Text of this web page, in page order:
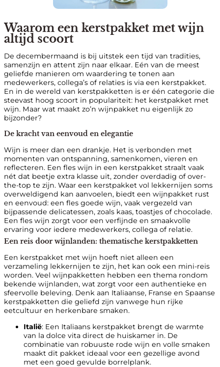
Waarom een kerstpakket met wijn
altijd scoort
De decembermaand is bij uitstek een tijd van tradities,
samenzijn en attent zijn naar elkaar. Eén van de meest
geliefde manieren om waardering te tonen aan
medewerkers, collega’s of relaties is via een kerstpakket.
En in de wereld van kerstpakketten is er één categorie die
steevast hoog scoort in populariteit: het kerstpakket met
wijn. Maar wat maakt zo’n wijnpakket nu eigenlijk zo
bijzonder?
De kracht van eenvoud en elegantie
Wijn is meer dan een drankje. Het is verbonden met
momenten van ontspanning, samenkomen, vieren en
reflecteren. Een fles wijn in een kerstpakket straalt vaak
nét dat beetje extra klasse uit, zonder overdadig of over-
the-top te zijn. Waar een kerstpakket vol lekkernijen soms
overweldigend kan aanvoelen, biedt een wijnpakket rust
en eenvoud: een fles goede wijn, vaak vergezeld van
bijpassende delicatessen, zoals kaas, toastjes of chocolade.
Een fles wijn zorgt voor een verfijnde en smaakvolle
ervaring voor iedere medewerkers, collega of relatie.
Een reis door wijnlanden: thematische kerstpakketten
Een kerstpakket met wijn hoeft niet alleen een
verzameling lekkernijen te zijn, het kan ook een mini-reis
worden. Veel wijnpakketten hebben een thema rondom
bekende wijnlanden, wat zorgt voor een authentieke en
sfeervolle beleving. Denk aan Italiaanse, Franse en Spaanse
kerstpakketten die geliefd zijn vanwege hun rijke
eetcultuur en herkenbare smaken.
Italië: Een Italiaans kerstpakket brengt de warmte
van la dolce vita direct de huiskamer in. De
combinatie van robuuste rode wijn en volle smaken
maakt dit pakket ideaal voor een gezellige avond
met een goed gevulde borrelplank.